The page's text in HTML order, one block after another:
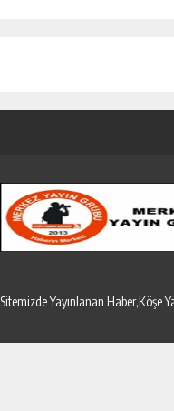
Sitemizde Yayınlanan Haber,Köşe